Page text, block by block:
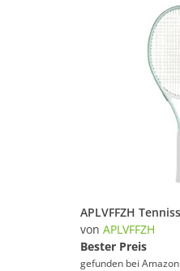
von APLVFFZH
Bester Preis
gefunden bei Amazon